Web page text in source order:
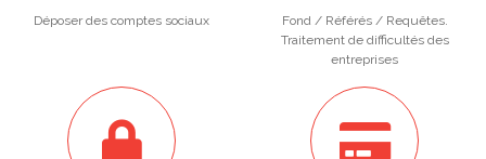
Déposer des comptes sociaux
Fond / Référés / Requêtes.
Traitement de difficultés des
entreprises